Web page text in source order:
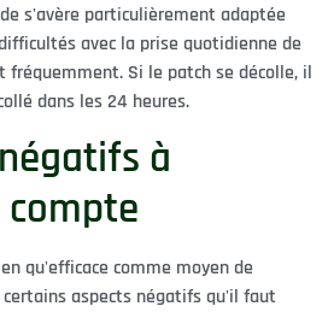
s'avère particulièrement adaptée
avec la prise quotidienne de
fréquemment. Si le patch se décolle, il
dans les 24 heures.
à
qu'efficace comme moyen de
aspects négatifs qu'il faut